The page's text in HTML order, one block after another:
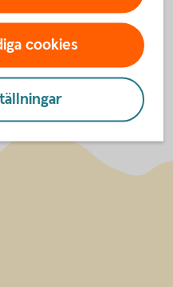
cookies